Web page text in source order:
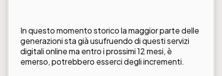
In questo momento storico la maggior parte delle
generazioni sta già usufruendo di questi servizi
digitali online ma entro i prossimi 12 mesi, è
emerso, potrebbero esserci degli incrementi.